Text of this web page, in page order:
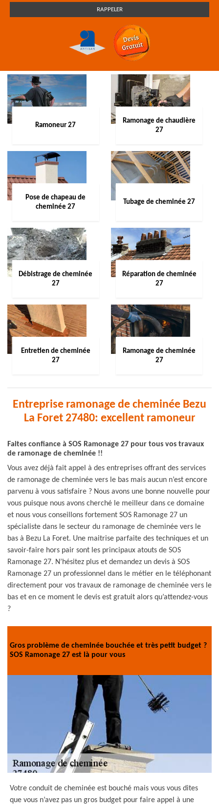
Ramoneur 27
Ramonage de chaudière
27
Pose de chapeau de
cheminée 27
Tubage de cheminée 27
Débistrage de cheminée
27
Réparation de cheminée
27
Entretien de cheminée
27
Ramonage de cheminée
27
Entreprise ramonage de cheminée Bezu
La Foret 27480: excellent ramoneur
Faites confiance à SOS Ramonage 27 pour tous vos travaux
de ramonage de cheminée !!
Vous avez déjà fait appel à des entreprises offrant des services
de ramonage de cheminée vers le bas mais aucun n’est encore
parvenu à vous satisfaire ? Nous avons une bonne nouvelle pour
vous puisque nous avons cherché le meilleur dans ce domaine
et nous vous conseillons fortement SOS Ramonage 27 un
spécialiste dans le secteur du ramonage de cheminée vers le
bas à Bezu La Foret. Une maitrise parfaite des techniques et un
savoir-faire hors pair sont les principaux atouts de SOS
Ramonage 27. N’hésitez plus et demandez un devis à SOS
Ramonage 27 un professionnel dans le métier en le téléphonant
directement pour vos travaux de ramonage de cheminée vers le
bas et en ce moment le devis est gratuit alors qu’attendez-vous
?
Gros problème de cheminée bouchée et très petit budget ?
SOS Ramonage 27 est là pour vous
Votre conduit de cheminée est bouché mais vous vous dites
que vous n’avez pas un gros budget pour faire appel à une